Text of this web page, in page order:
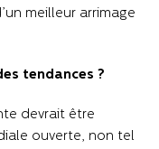
meilleur arrimage
tendances ?
devrait être
ouverte, non tel